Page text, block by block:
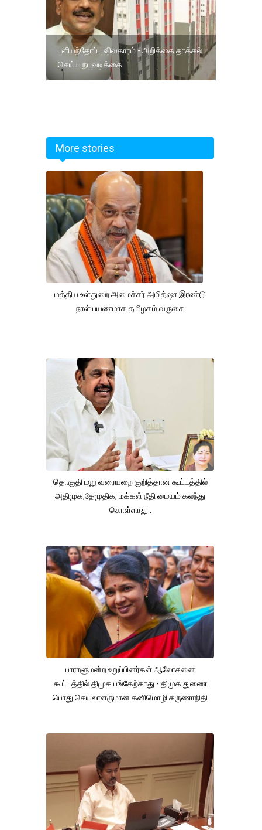
புளியந்தோப்பு விவகாரம் - அறிக்கை தாக்கல்
செய்ய நடவடிக்கை
More stories
மத்திய உள்துறை அமைச்சர் அமித்ஷா இரண்டு
நாள் பயணமாக தமிழகம் வருகை
தொகுதி மறு வரையறை குறித்தான கூட்டத்தில்
அதிமுக,தேமுதிக, மக்கள் நீதி மையம் கலந்து
கொள்ளாது .
பாராளுமன்ற உறுப்பினர்கள் ஆலோசனை
கூட்டத்தில் திமுக பங்கேற்காது - திமுக துணை
பொது செயலாளருமான கனிமொழி கருணாநிதி